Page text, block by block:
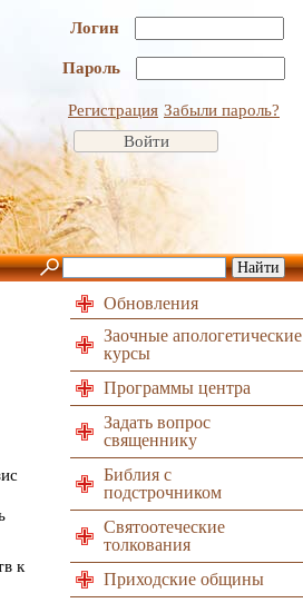
Логин
Пароль
Регистрация Забыли пароль?
к
Обновления
Заочные апологетические
курсы
Программы центра
Задать вопрос
священнику
Библия с
подстрочником
Святоотеческие
толкования
Приходские общины